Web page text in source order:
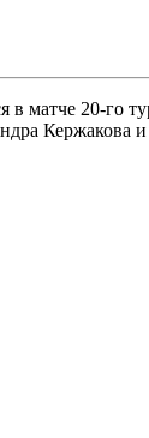
матче 20-го